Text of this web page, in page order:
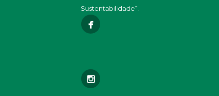
Sustentabilidade”.